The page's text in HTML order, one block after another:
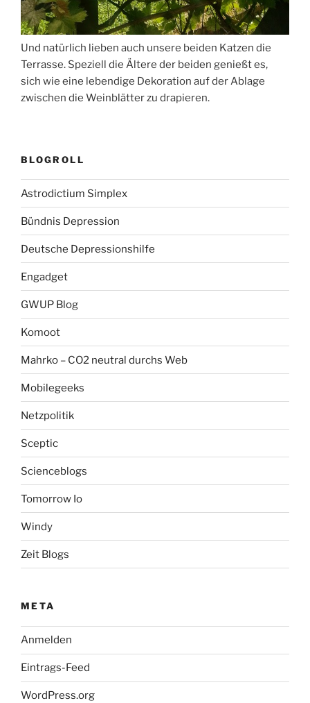
Und natürlich lieben auch unsere beiden Katzen die
Terrasse. Speziell die Ältere der beiden genießt es,
sich wie eine lebendige Dekoration auf der Ablage
zwischen die Weinblätter zu drapieren.
BLOGROLL
Astrodictium Simplex
Bündnis Depression
Deutsche Depressionshilfe
Engadget
GWUP Blog
Komoot
Mahrko – CO2 neutral durchs Web
Mobilegeeks
Netzpolitik
Sceptic
Scienceblogs
Tomorrow Io
Windy
Zeit Blogs
META
Anmelden
Eintrags-Feed
WordPress.org